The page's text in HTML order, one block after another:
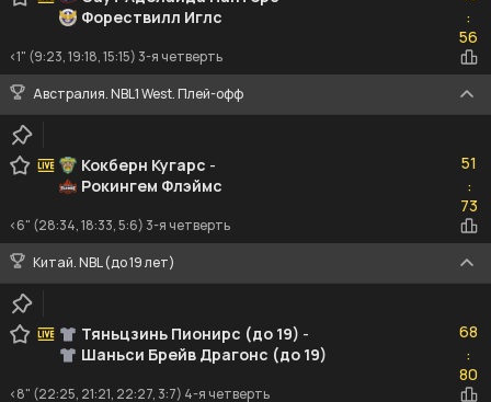
Форествилл Иглс
:56
56
<1" (9:23, 19:18, 15:15) 3-я четверть
Австралия. NBL1 West. Плей-офф
Кокберн Кугарс -
Рокингем Флэймс
51
:73
73
<6" (28:34, 18:33, 5:6) 3-я четверть
Китай. NBL (до 19 лет)
Тяньцзинь Пионирс (до 19) -
Шаньси Брейв Драгонс (до 19)
68
:80
80
<8" (22:25, 21:21, 22:27, 3:7) 4-я четверть